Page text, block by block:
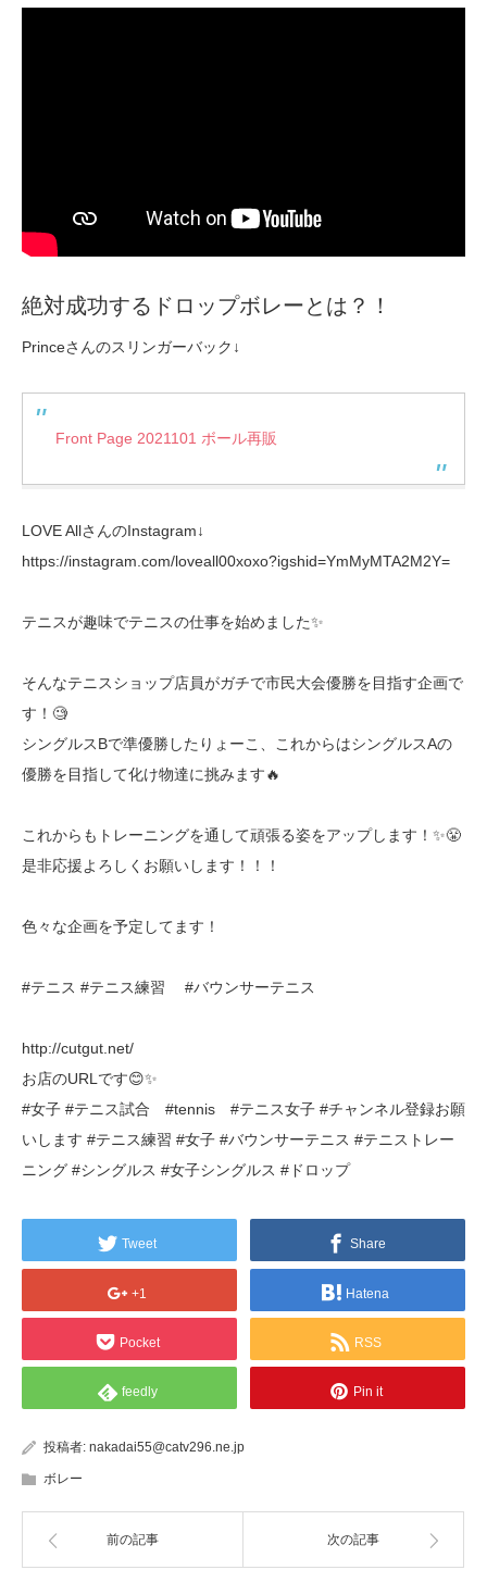
絶対成功するドロップボレーとは？！
Princeさんのスリンガーバック↓
Front Page 2021101 ボール再販
LOVE AllさんのInstagram↓
https://instagram.com/loveall00xoxo?igshid=YmMyMTA2M2Y=
テニスが趣味でテニスの仕事を始めました✨
そんなテニスショップ店員がガチで市民大会優勝を目指す企画で
す！🧐
シングルスBで準優勝したりょーこ、これからはシングルスAの
優勝を目指して化け物達に挑みます🔥
これからもトレーニングを通して頑張る姿をアップします！✨😤
是非応援よろしくお願いします！！！
色々な企画を予定してます！
#テニス #テニス練習 #バウンサーテニス
http://cutgut.net/
お店のURLです😊✨
#女子 #テニス試合 #tennis #テニス女子 #チャンネル登録お願
いします #テニス練習 #女子 #バウンサーテニス #テニストレー
ニング #シングルス #女子シングルス #ドロップ
Tweet Share
+1 Hatena
Pocket RSS
feedly Pin it
投稿者: nakadai55@catv296.ne.jp
ボレー
前の記事 次の記事